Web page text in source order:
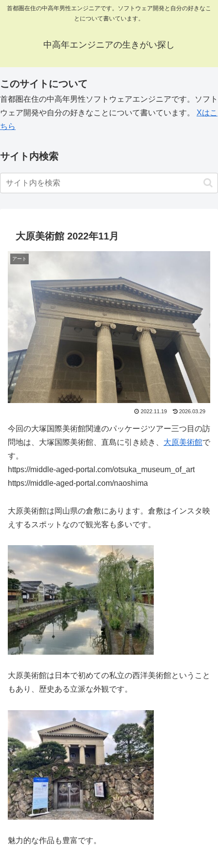
首都圏在住の中高年男性エンジニアです。ソフトウェア開発と自分の好きなこ
とについて書いています。
中高年エンジニアの生きがい探し
このサイトについて
首都圏在住の中高年男性ソフトウェアエンジニアです。ソフト
ウェア開発や自分の好きなことについて書いています。 Xはこ
ちら
サイト内検索
大原美術館 2022年11月
アート
2022.11.19 2026.03.29
今回の大塚国際美術館関連のパッケージツアー三つ目の訪
問地は、大塚国際美術館、直島に引き続き、 大原美術館で
す。
https://middle-aged-portal.com/otsuka_museum_of_art
https://middle-aged-portal.com/naoshima
大原美術館は岡山県の倉敷にあります。倉敷はインスタ映
えするスポットなので観光客も多いです。
大原美術館は日本で初めての私立の西洋美術館ということ
もあり、歴史ある立派な外観です。
魅力的な作品も豊富です。